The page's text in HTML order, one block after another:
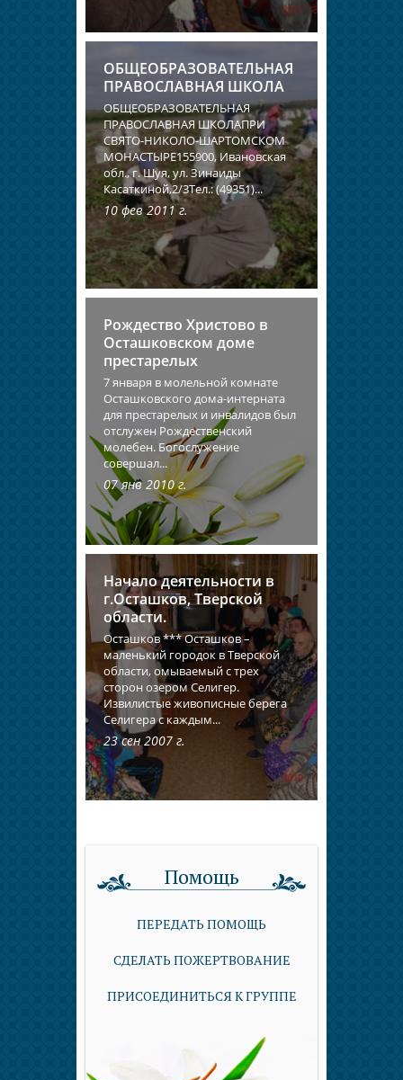
ОБЩЕОБРАЗОВАТЕЛЬНАЯ
ПРАВОСЛАВНАЯ ШКОЛА
ОБЩЕОБРАЗОВАТЕЛЬНАЯ
ПРАВОСЛАВНАЯ ШКОЛАПРИ
СВЯТО-НИКОЛО-ШАРТОМСКОМ
МОНАСТЫРЕ155900, Ивановская
обл., г. Шуя, ул. Зинаиды
Касаткиной,2/3Тел.: (49351)...
10 фев 2011 г.
Рождество Христово в
Осташковском доме
престарелых
7 января в молельной комнате
Осташковского дома-интерната
для престарелых и инвалидов был
отслужен Рождественский
молебен. Богослужение
совершал...
07 янв 2010 г.
Начало деятельности в
г.Осташков, Тверской
области.
Осташков *** Осташков –
маленький городок в Тверской
области, омываемый с трех
сторон озером Селигер.
Извилистые живописные берега
Селигера с каждым...
23 сен 2007 г.
Помощь
ПЕРЕДАТЬ ПОМОЩЬ
СДЕЛАТЬ ПОЖЕРТВОВАНИЕ
ПРИСОЕДИНИТЬСЯ К ГРУППЕ